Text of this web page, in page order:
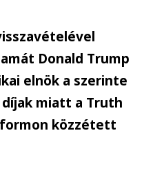
Donald Trump
elnök a szerinte
miatt a Truth
közzétett